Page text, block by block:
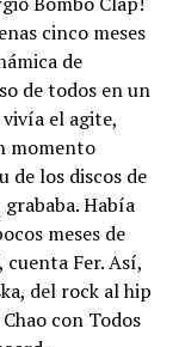
cinco meses
de
de todos en un
el agite,
momento
los discos de
Había
meses de
Fer. Así,
del rock al hip
con Todos